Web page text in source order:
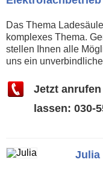
Das Thema
komplexes Thema.
stellen Ihnen alle
uns ein
Jetzt
lassen: 030-
Julia